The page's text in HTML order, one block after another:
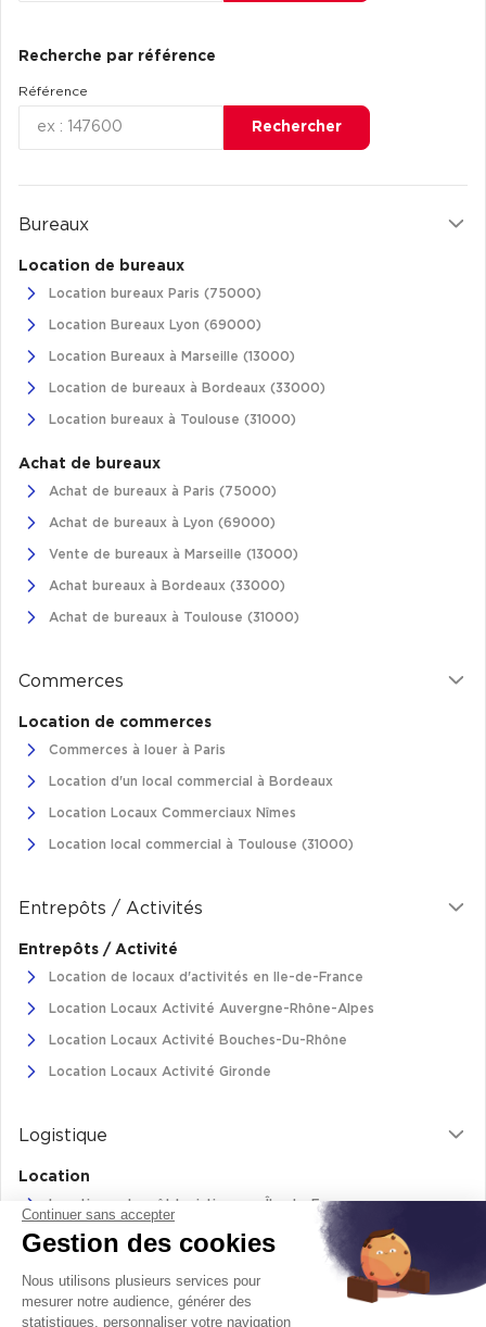
Recherche par référence
Référence
Rechercher
Bureaux
Location de bureaux
Location bureaux Paris (75000)
Location Bureaux Lyon (69000)
Location Bureaux à Marseille (13000)
Location de bureaux à Bordeaux (33000)
Location bureaux à Toulouse (31000)
Achat de bureaux
Achat de bureaux à Paris (75000)
Achat de bureaux à Lyon (69000)
Vente de bureaux à Marseille (13000)
Achat bureaux à Bordeaux (33000)
Achat de bureaux à Toulouse (31000)
Commerces
Location de commerces
Commerces à louer à Paris
Location d'un local commercial à Bordeaux
Location Locaux Commerciaux Nîmes
Location local commercial à Toulouse (31000)
Entrepôts / Activités
Entrepôts / Activité
Location de locaux d'activités en Ile-de-France
Location Locaux Activité Auvergne-Rhône-Alpes
Location Locaux Activité Bouches-Du-Rhône
Location Locaux Activité Gironde
Logistique
Location
Location entrepôt logistique en Île-de-France
Location entrepôt logistique Pas-de-Calais
Location de bâtiments logistiques en Auvergne-Rhône-Alpes
Location Logistique Bouches-Du-Rhône
Continuer sans accepter
Gestion des cookies
Nous utilisons plusieurs services pour
mesurer notre audience, générer des
statistiques, personnaliser votre navigation